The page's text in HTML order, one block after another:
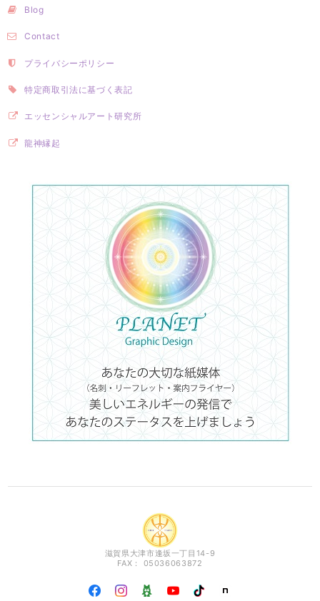
Blog
Contact
プライバシーポリシー
特定商取引法に基づく表記
エッセンシャルアート研究所
龍神縁起
滋賀県大津市逢坂一丁目14-9
FAX： 05036063872